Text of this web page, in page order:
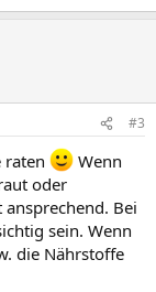
#3
raten
Wenn
oder
Bei
sein. Wenn
die Nährstoffe